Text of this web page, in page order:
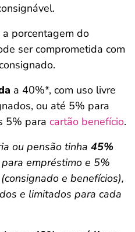
porcentagem do
ser comprometida com
a 40%*, com uso livre
ou até 5% para
5% para cartão benefício.
ou pensão tinha 45%
empréstimo e 5%
e benefícios),
e limitados para cada